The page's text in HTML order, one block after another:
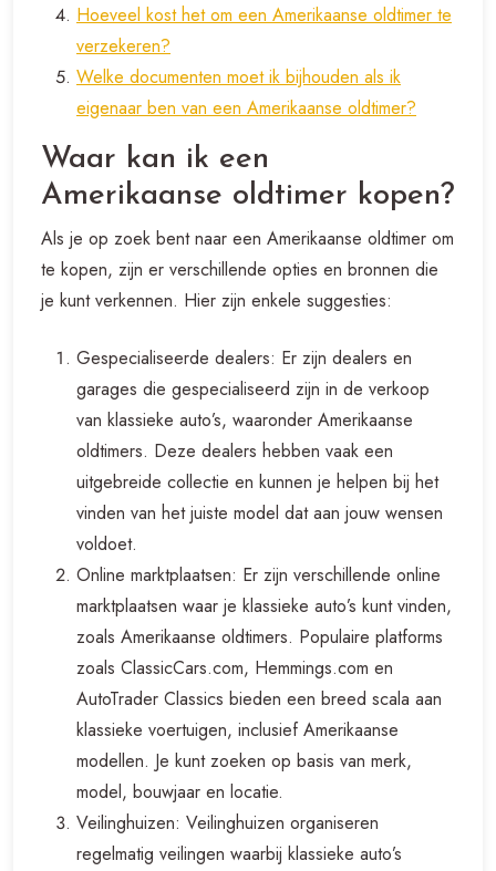
Hoeveel kost het om een Amerikaanse oldtimer te
verzekeren?
Welke documenten moet ik bijhouden als ik
eigenaar ben van een Amerikaanse oldtimer?
Waar kan ik een
Amerikaanse oldtimer kopen?
Als je op zoek bent naar een Amerikaanse oldtimer om
te kopen, zijn er verschillende opties en bronnen die
je kunt verkennen. Hier zijn enkele suggesties:
Gespecialiseerde dealers: Er zijn dealers en
garages die gespecialiseerd zijn in de verkoop
van klassieke auto’s, waaronder Amerikaanse
oldtimers. Deze dealers hebben vaak een
uitgebreide collectie en kunnen je helpen bij het
vinden van het juiste model dat aan jouw wensen
voldoet.
Online marktplaatsen: Er zijn verschillende online
marktplaatsen waar je klassieke auto’s kunt vinden,
zoals Amerikaanse oldtimers. Populaire platforms
zoals ClassicCars.com, Hemmings.com en
AutoTrader Classics bieden een breed scala aan
klassieke voertuigen, inclusief Amerikaanse
modellen. Je kunt zoeken op basis van merk,
model, bouwjaar en locatie.
Veilinghuizen: Veilinghuizen organiseren
regelmatig veilingen waarbij klassieke auto’s